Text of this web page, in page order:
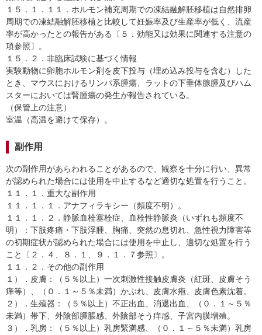
１５．１．１１．ホルモン補充周期での凍結融解胚移植は自然排卵
周期での凍結融解胚移植と比較して妊娠率及び生産率が低く、流産
率が高かったとの報告がある〔５．効能又は効果に関連する注意の
項参照〕。
１５．２．非臨床試験に基づく情報
実験動物に卵胞ホルモン剤を皮下投与（埋め込み投与を含む）した
とき、マウスにおけるリンパ系腫瘍、ラットの下垂体腺腫及びハム
スターにおいては腎腫瘍の発生が報告されている。
（保管上の注意）
室温（高温を避けて保存）。
副作用
次の副作用があらわれることがあるので、観察を十分に行い、異常
が認められた場合には使用を中止するなど適切な処置を行うこと。
１１．１．重大な副作用
１１．１．１．アナフィラキシー（頻度不明）。
１１．１．２．静脈血栓塞栓症、血栓性静脈炎（いずれも頻度不
明）：下肢疼痛・下肢浮腫、胸痛、突然の息切れ、急性視力障害等
の初期症状が認められた場合には使用を中止し、適切な処置を行う
こと〔２．４、８．１、９．１．７参照〕。
１１．２．その他の副作用
１）．皮膚：（５％以上）一次刺激性接触皮膚炎（紅斑、皮膚そう
痒等）、（０．１～５％未満）かぶれ、皮膚水疱、皮膚色素沈着。
２）．生殖器：（５％以上）不正出血、消退出血、（０．１～５％
未満）帯下、外陰部腫脹感、外陰部そう痒感、子宮内膜増殖。
３）．乳房：（５％以上）乳房緊満感、（０．１～５％未満）乳房